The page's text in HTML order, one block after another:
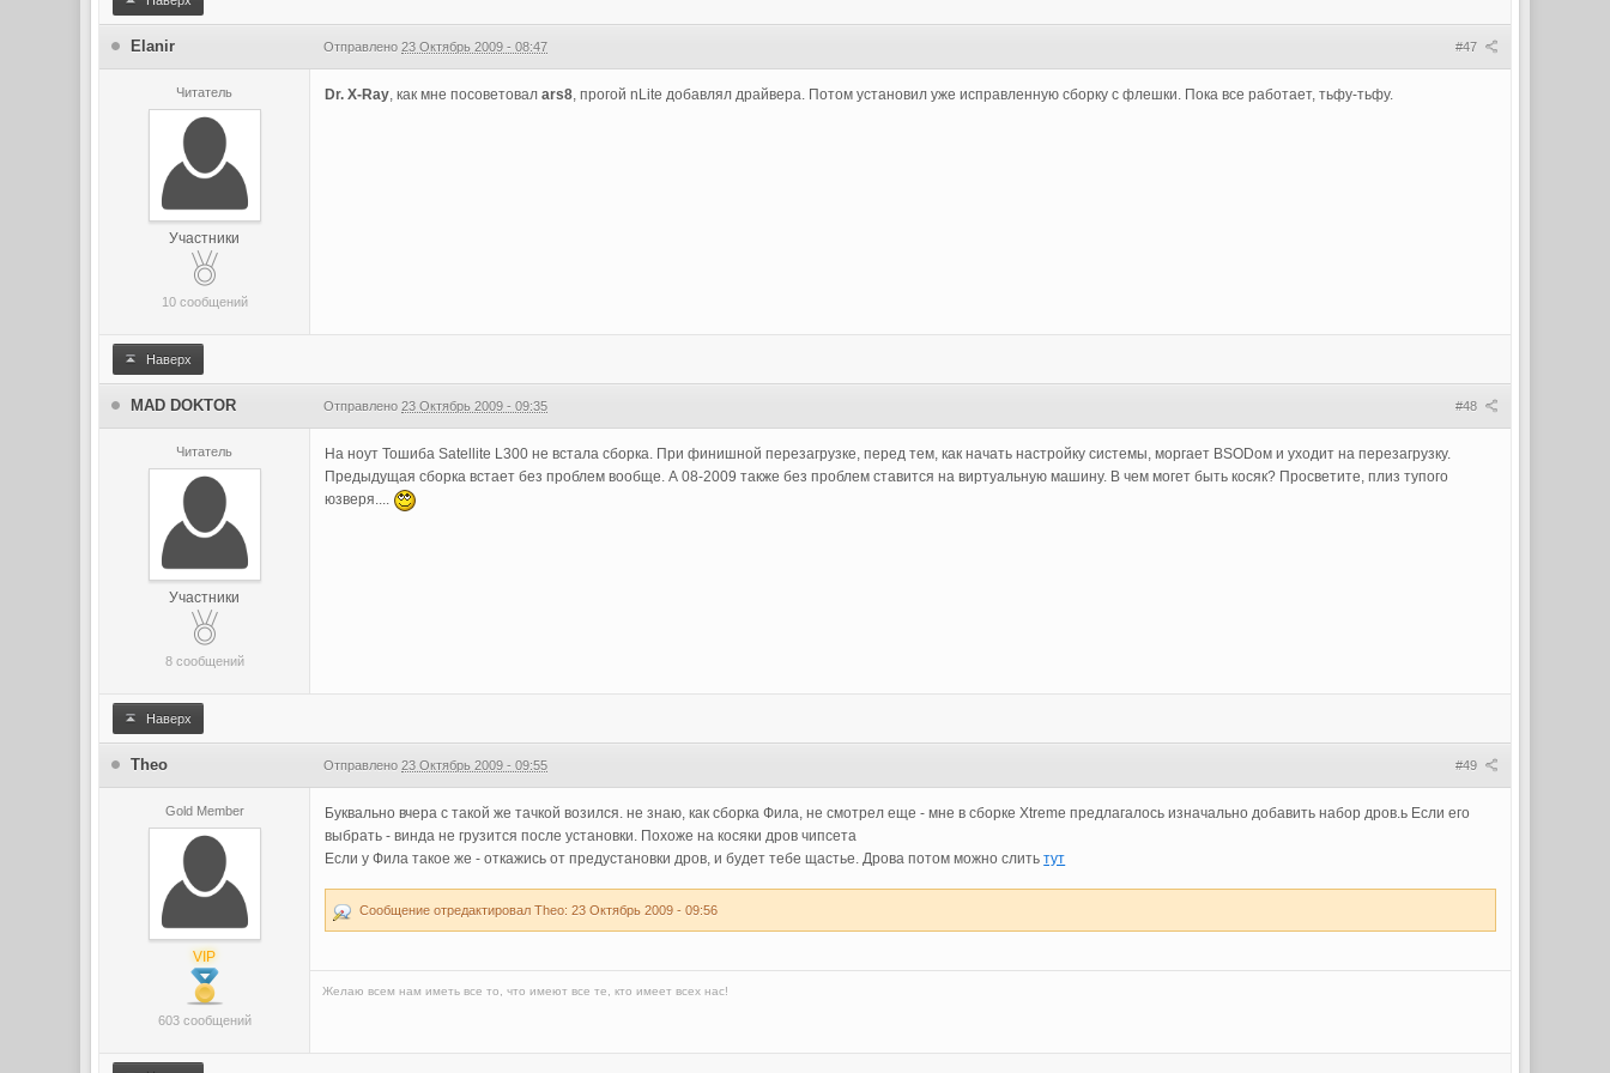
#47
Elanir Отправлено23 Октябрь 2009 - 08:47
Читатель
Участники
10 сообщений
Dr. X-Ray, как мне посоветовалars8, прогой nLite добавлял драйвера. Потом установил уже исправленную сборку с флешки. Пока все работает, тьфу-тьфу.
Наверх
#48
MAD DOKTOR Отправлено23 Октябрь 2009 - 09:35
Читатель
Участники
8 сообщений
На ноут Тошиба Satellite L300 не встала сборка. При финишной перезагрузке, перед тем, как начать настройку системы, моргает BSODом и уходит на перезагрузку.
Предыдущая сборка встает без проблем вообще. А 08-2009 также без проблем ставится на виртуальную машину. В чем могет быть косяк? Просветите, плиз тупого
юзверя....
Наверх
#49
Theо Отправлено23 Октябрь 2009 - 09:55
Gold Member
VIP
603 сообщений
Буквально вчера с такой же тачкой возился. не знаю, как сборка Фила, не смотрел еще - мне в сборке Xtreme предлагалось изначально добавить набор дров.ь Если его
выбрать - винда не грузится после установки. Похоже на косяки дров чипсета
Если у Фила такое же - откажись от предустановки дров, и будет тебе щастье. Дрова потом можно слитьтут
Сообщение отредактировал Theо: 23 Октябрь 2009 - 09:56
Желаю всем нам иметь все то, что имеют все те, кто имеет всех нас!